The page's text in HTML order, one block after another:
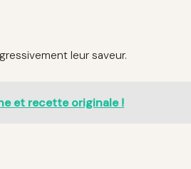
leur saveur.
et recette originale !